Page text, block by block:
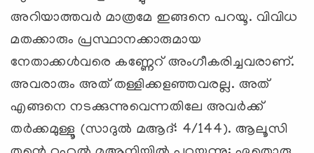
അറിയാത്തവര്‍ മാത്രമേ ഇങ്ങനെ പറയൂ. വിവിധ
മതക്കാരും പ്രസ്ഥാനക്കാരുമായ
നേതാക്കള്‍വരെ കണ്ണേറ് അംഗീകരിച്ചവരാണ്.
അവരാരും അത് തള്ളിക്കളഞ്ഞവരല്ല. അത്
എങ്ങനെ നടക്കുന്നുവെന്നതിലേ അവര്‍ക്ക്
തര്‍ക്കമുള്ളൂ (സാദുല്‍ മആദ്: 4/144). ആലൂസി